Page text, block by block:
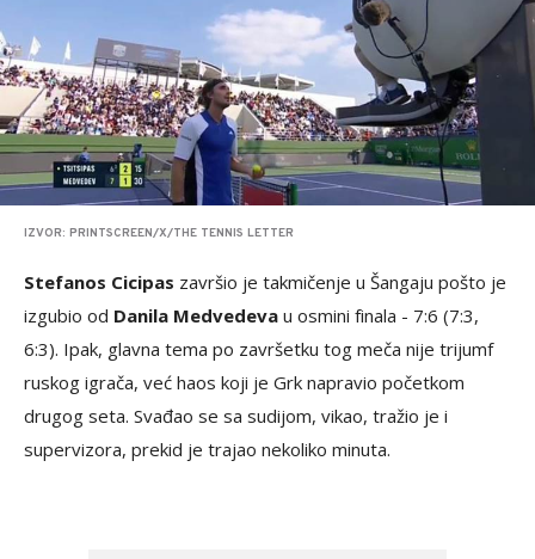
IZVOR: PRINTSCREEN/X/THE TENNIS LETTER
Stefanos Cicipas završio je takmičenje u Šangaju pošto je
izgubio od Danila Medvedeva u osmini finala - 7:6 (7:3,
6:3). Ipak, glavna tema po završetku tog meča nije trijumf
ruskog igrača, već haos koji je Grk napravio početkom
drugog seta. Svađao se sa sudijom, vikao, tražio je i
supervizora, prekid je trajao nekoliko minuta.